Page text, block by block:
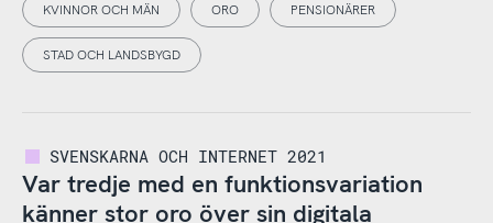
KVINNOR OCH MÄN ORO PENSIONÄRER
STAD OCH LANDSBYGD
SVENSKARNA OCH INTERNET 2021
Var tredje med en funktionsvariation
känner stor oro över sin digitala